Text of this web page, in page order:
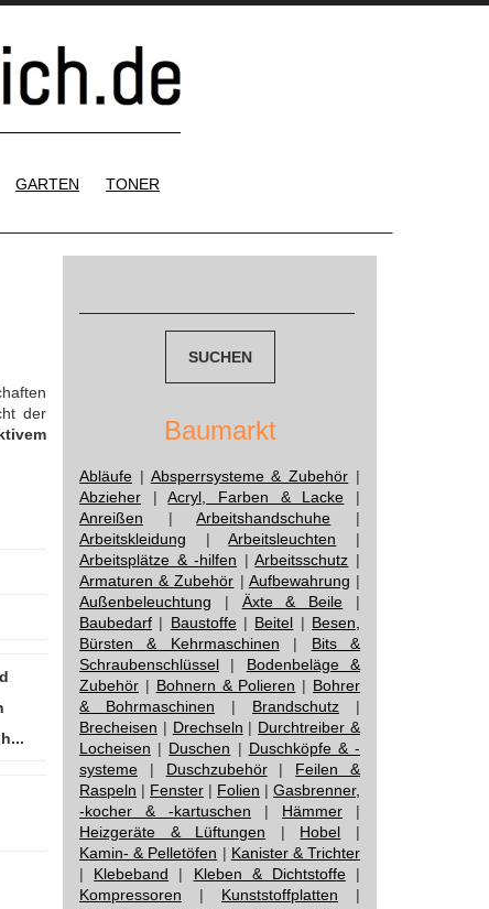
GARTEN TONER
der
Baumarkt
Abläufe | Absperrsysteme & Zubehör |
Abzieher |Acryl, Farben & Lacke |
Anreißen |Arbeitshandschuhe |
Arbeitskleidung |Arbeitsleuchten |
Arbeitsplätze & -hilfen |Arbeitsschutz |
Armaturen & Zubehör | Aufbewahrung |
Außenbeleuchtung | Äxte & Beile |
Baubedarf | Baustoffe| Beitel | Besen,
Bürsten & Kehrmaschinen | Bits &
Schraubenschlüssel | Bodenbeläge &
Zubehör | Bohnern & Polieren | Bohrer
& Bohrmaschinen | Brandschutz |
Brecheisen | Drechseln | Durchtreiber &
Locheisen | Duschen | Duschköpfe & -
systeme | Duschzubehör| Feilen &
Raspeln | Fenster | Folien | Gasbrenner,
-kocher & -kartuschen | Hämmer |
Heizgeräte & Lüftungen | Hobel |
Kamin- & Pelletöfen | Kanister & Trichter
| Klebeband | Kleben & Dichtstoffe|
Kompressoren | Kunststoffplatten |